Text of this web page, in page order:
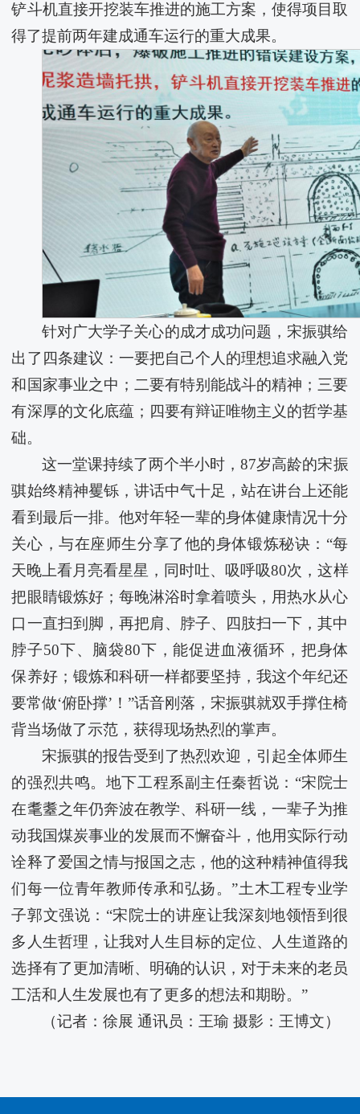
铲斗机直接开挖装车推进的施工方案，使得项目取
得了提前两年建成通车运行的重大成果。
针对广大学子关心的成才成功问题，宋振骐给
出了四条建议：一要把自己个人的理想追求融入党
和国家事业之中；二要有特别能战斗的精神；三要
有深厚的文化底蕴；四要有辩证唯物主义的哲学基
础。
这一堂课持续了两个半小时，87岁高龄的宋振
骐始终精神矍铄，讲话中气十足，站在讲台上还能
看到最后一排。他对年轻一辈的身体健康情况十分
关心，与在座师生分享了他的身体锻炼秘诀：“每
天晚上看月亮看星星，同时吐、吸呼吸80次，这样
把眼睛锻炼好；每晚淋浴时拿着喷头，用热水从心
口一直扫到脚，再把肩、脖子、四肢扫一下，其中
脖子50下、脑袋80下，能促进血液循环，把身体
保养好；锻炼和科研一样都要坚持，我这个年纪还
要常做‘俯卧撑’！”话音刚落，宋振骐就双手撑住椅
背当场做了示范，获得现场热烈的掌声。
宋振骐的报告受到了热烈欢迎，引起全体师生
的强烈共鸣。地下工程系副主任秦哲说：“宋院士
在耄耋之年仍奔波在教学、科研一线，一辈子为推
动我国煤炭事业的发展而不懈奋斗，他用实际行动
诠释了爱国之情与报国之志，他的这种精神值得我
们每一位青年教师传承和弘扬。”土木工程专业学
子郭文强说：“宋院士的讲座让我深刻地领悟到很
多人生哲理，让我对人生目标的定位、人生道路的
选择有了更加清晰、明确的认识，对于未来的老员
工活和人生发展也有了更多的想法和期盼。”
（记者：徐展 通讯员：王瑜 摄影：王博文）